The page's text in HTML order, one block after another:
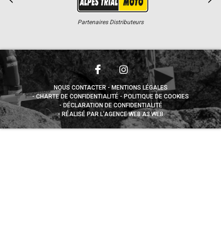
Partenaires Distributeurs
NOUS CONTACTER
MENTIONS LÉGALES
CHARTE DE CONFIDENTIALITÉ
POLITIQUE DE COOKIES
DÉCLARATION DE CONFIDENTIALITÉ
RÉALISÉ PAR L’AGENCE WEB A3 WEB